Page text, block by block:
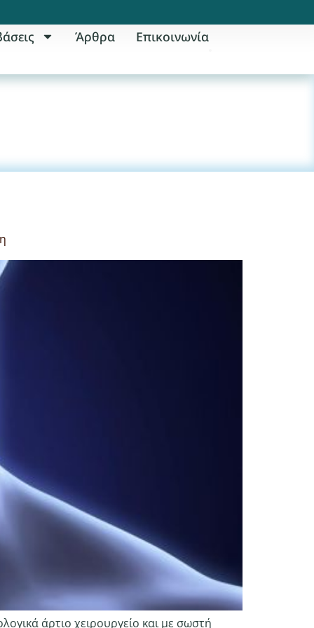
Άρθρα Επικοινωνία
άρτιο χειρουργείο και με σωστή